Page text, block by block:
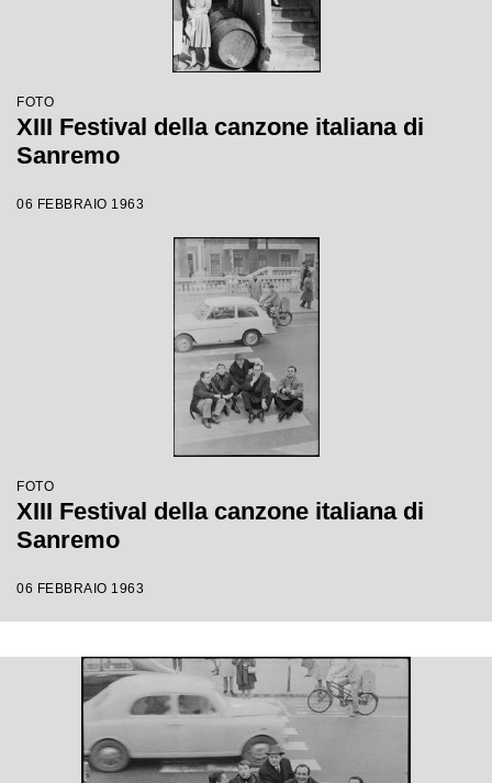
FOTO
XIII Festival della canzone italiana di
Sanremo
06 FEBBRAIO 1963
FOTO
XIII Festival della canzone italiana di
Sanremo
06 FEBBRAIO 1963